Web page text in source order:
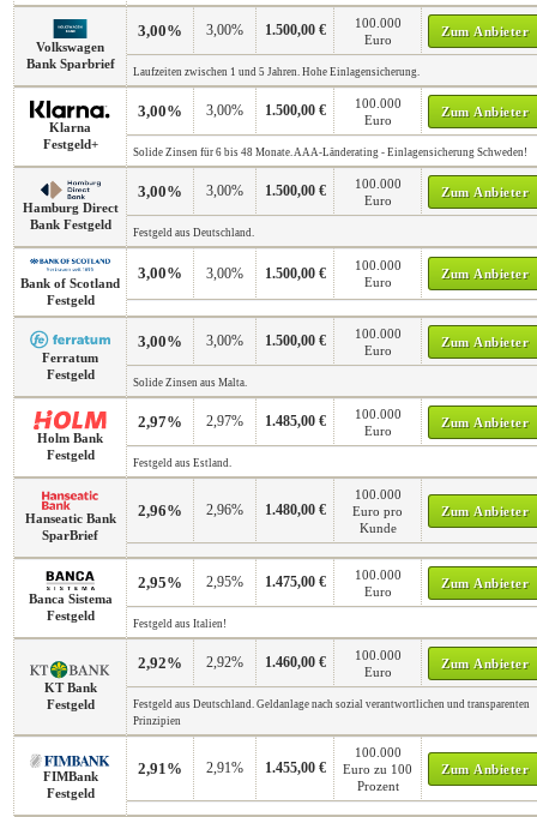
Volkswagen
Bank Sparbrief
3,00% 3,00% 1.500,00 €
100.000
Euro
Zum Anbieter
Laufzeiten zwischen 1 und 5 Jahren. Hohe Einlagensicherung.
Klarna
Festgeld+
3,00% 3,00% 1.500,00 €
100.000
Euro
Zum Anbieter
Solide Zinsen für 6 bis 48 Monate. AAA-Länderating - Einlagensicherung Schweden!
Hamburg Direct
Bank Festgeld
3,00% 3,00% 1.500,00 €
100.000
Euro
Zum Anbieter
Festgeld aus Deutschland.
Bank of Scotland
Festgeld
3,00% 3,00% 1.500,00 €
100.000
Euro
Zum Anbieter
Ferratum
Festgeld
3,00% 3,00% 1.500,00 €
100.000
Euro
Zum Anbieter
Solide Zinsen aus Malta.
Holm Bank
Festgeld
2,97% 2,97% 1.485,00 €
100.000
Euro
Zum Anbieter
Festgeld aus Estland.
Hanseatic Bank
SparBrief
2,96% 2,96% 1.480,00 €
100.000
Euro pro
Kunde
Zum Anbieter
Banca Sistema
Festgeld
2,95% 2,95% 1.475,00 €
100.000
Euro
Zum Anbieter
Festgeld aus Italien!
KT Bank
Festgeld
2,92% 2,92% 1.460,00 €
100.000
Euro
Zum Anbieter
Festgeld aus Deutschland. Geldanlage nach sozial verantwortlichen und transparenten
Prinzipien
FIMBank
Festgeld
2,91% 2,91% 1.455,00 €
100.000
Euro zu 100
Prozent
Zum Anbieter